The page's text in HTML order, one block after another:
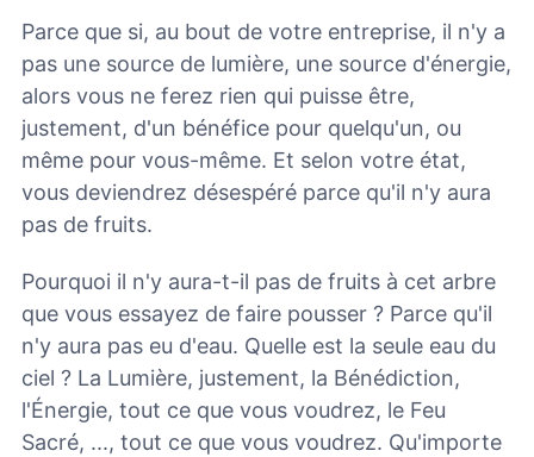
Parce que si, au bout de votre entreprise, il n'y a
pas une source de lumière, une source d'énergie,
alors vous ne ferez rien qui puisse être,
justement, d'un bénéfice pour quelqu'un, ou
même pour vous-même. Et selon votre état,
vous deviendrez désespéré parce qu'il n'y aura
pas de fruits.
Pourquoi il n'y aura-t-il pas de fruits à cet arbre
que vous essayez de faire pousser ? Parce qu'il
n'y aura pas eu d'eau. Quelle est la seule eau du
ciel ? La Lumière, justement, la Bénédiction,
l'Énergie, tout ce que vous voudrez, le Feu
Sacré, ..., tout ce que vous voudrez. Qu'importe